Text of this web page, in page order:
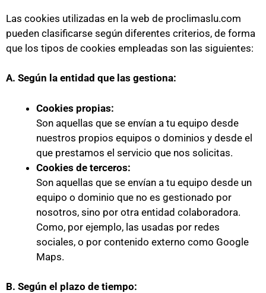
Las cookies utilizadas en la web de proclimaslu.com
pueden clasificarse según diferentes criterios, de forma
que los tipos de cookies empleadas son las siguientes:
A. Según la entidad que las gestiona:
Cookies propias:
Son aquellas que se envían a tu equipo desde
nuestros propios equipos o dominios y desde el
que prestamos el servicio que nos solicitas.
Cookies de terceros:
Son aquellas que se envían a tu equipo desde un
equipo o dominio que no es gestionado por
nosotros, sino por otra entidad colaboradora.
Como, por ejemplo, las usadas por redes
sociales, o por contenido externo como Google
Maps.
B. Según el plazo de tiempo: